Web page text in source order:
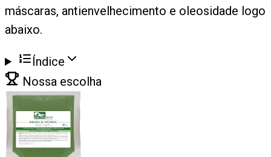
máscaras, antienvelhecimento e oleosidade logo
abaixo.
Índice
Nossa escolha